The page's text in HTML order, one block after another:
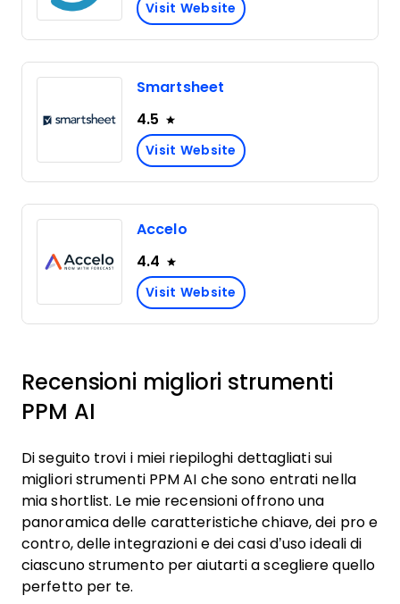
Visit Website
Smartsheet
4.5
Visit Website
Accelo
4.4
Visit Website
Recensioni migliori strumenti
PPM AI
Di seguito trovi i miei riepiloghi dettagliati sui
migliori strumenti PPM AI che sono entrati nella
mia shortlist. Le mie recensioni offrono una
panoramica delle caratteristiche chiave, dei pro e
contro, delle integrazioni e dei casi d’uso ideali di
ciascuno strumento per aiutarti a scegliere quello
perfetto per te.